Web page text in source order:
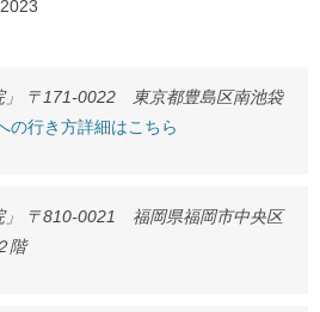
」 〒171-0022 東京都豊島区南池袋
の行き方詳細はこちら
」 〒810-0021 福岡県福岡市中央区
階